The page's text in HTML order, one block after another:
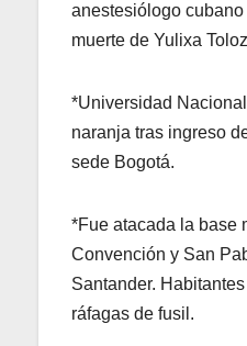
anestesiólogo
muerte de Yulixa
*Universidad
naranja tras ingreso
sede Bogotá.
*Fue atacada la base
Convención y San
Santander.
ráfagas de fusil.